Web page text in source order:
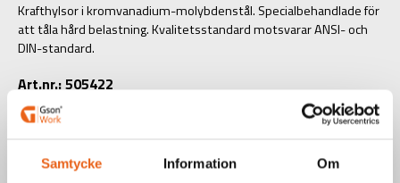
Samtycke Information Om
Krafthylsor i kromvanadium-molybdenstål. Specialbehandlade för
att tåla hård belastning. Kvalitetsstandard motsvarar ANSI- och
DIN-standard.
Art.nr.: 505422
EAN-kod: 7340090215445